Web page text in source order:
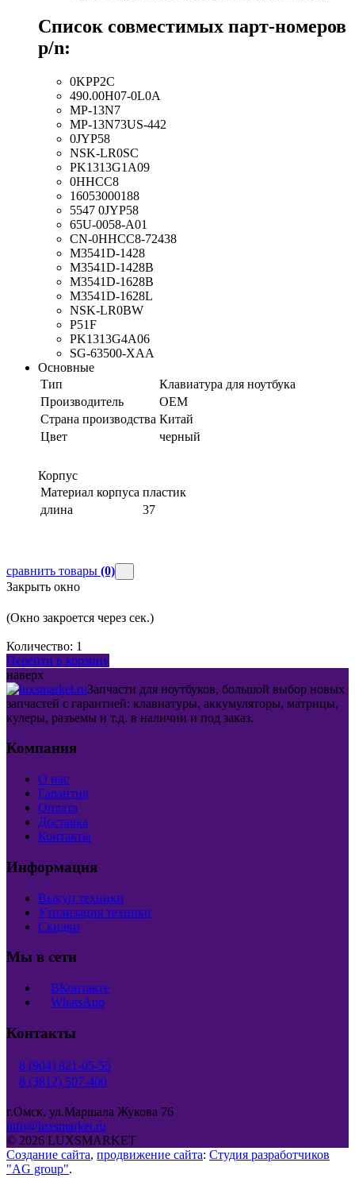
Список совместимых парт-номеров
p/n:
0KPP2C
490.00H07-0L0A
MP-13N7
MP-13N73US-442
0JYP58
NSK-LR0SC
PK1313G1A09
0HHCC8
16053000188
5547 0JYP58
65U-0058-A01
CN-0HHCC8-72438
M3541D-1428
M3541D-1428B
M3541D-1628B
M3541D-1628L
NSK-LR0BW
P51F
PK1313G4A06
SG-63500-XAA
Основные
Тип
Клавиатура для ноутбука
Производитель
OEM
Страна производства Китай
Цвет
черный
Корпус
Материал корпуса пластик
длина
37
сравнить товары (0)
Закрыть окно
(Окно закроется через сек.)
Количество: 1
Перейти в корзину
наверх
Запчасти для ноутбуков, большой выбор новых
запчастей с гарантией: клавиатуры, аккумуляторы, матрицы,
кулеры, разъемы и т.д. в наличии и под заказ.
Компания
О нас
Гарантия
Оплата
Доставка
Контакты
Информация
Выкуп техники
Утилизация техники
Скидки
Мы в сети
ВКонтакте
WhatsApp
Контакты
8 (904) 821-05-55
8 (3812) 507-400
г.Омск, ул.Маршала Жукова 76
info@luxsmarket.ru
© 2026 LUXSMARKET
Создание сайта, продвижение сайта: Студия разработчиков
"AG group".